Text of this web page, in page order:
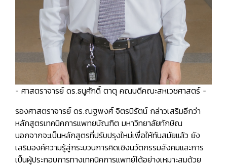
- ศาสตราจารย์ ดร.ธนูศักดิ์ ตาตุ คณบดีคณะสหเวชศาสตร์ -
รองศาสตราจารย์ ดร.ณฐพงศ์ จิตรนิรัตน์ กล่าวเสริมอีกว่า
หลักสูตรเทคนิคการแพทยบัณฑิต มหาวิทยาลัยทักษิณ
นอกจากจะเป็นหลักสูตรที่ปรับปรุงใหม่เพื่อให้ทันสมัยแล้ว ยัง
เสริมองค์ความรู้สู่กระบวนการคิดเชิงนวัตกรรมสังคมและการ
เป็นผู้ประกอบการทางเทคนิคการแพทย์ได้อย่างเหมาะสมด้วย